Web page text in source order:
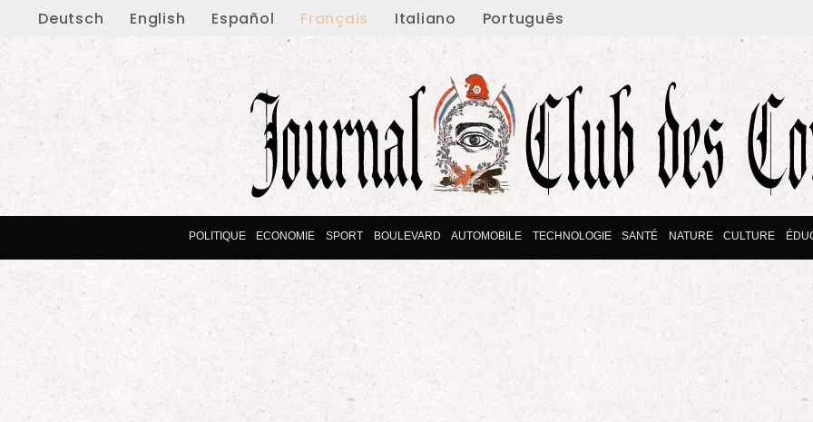
Deutsch English Español Français Italiano Português
POLITIQUE ECONOMIE SPORT BOULEVARD AUTOMOBILE TECHNOLOGIE SANTÉ NATURE CULTURE